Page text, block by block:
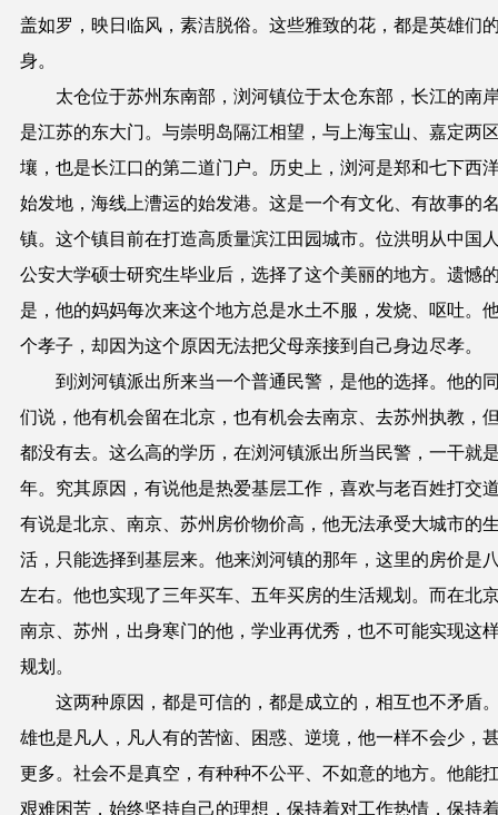
盖如罗，映日临风，素洁脱俗。这些雅致的花，都是英雄们
身。
太仓位于苏州东南部，浏河镇位于太仓东部，长江的南
是江苏的东大门。与崇明岛隔江相望，与上海宝山、嘉定两
壤，也是长江口的第二道门户。历史上，浏河是郑和七下西
始发地，海线上漕运的始发港。这是一个有文化、有故事的
镇。这个镇目前在打造高质量滨江田园城市。位洪明从中国
公安大学硕士研究生毕业后，选择了这个美丽的地方。遗憾
是，他的妈妈每次来这个地方总是水土不服，发烧、呕吐。
个孝子，却因为这个原因无法把父母亲接到自己身边尽孝。
到浏河镇派出所来当一个普通民警，是他的选择。他的
们说，他有机会留在北京，也有机会去南京、去苏州执教，
都没有去。这么高的学历，在浏河镇派出所当民警，一干就
年。究其原因，有说他是热爱基层工作，喜欢与老百姓打交
有说是北京、南京、苏州房价物价高，他无法承受大城市的
活，只能选择到基层来。他来浏河镇的那年，这里的房价是
左右。他也实现了三年买车、五年买房的生活规划。而在北
南京、苏州，出身寒门的他，学业再优秀，也不可能实现这
规划。
这两种原因，都是可信的，都是成立的，相互也不矛盾
雄也是凡人，凡人有的苦恼、困惑、逆境，他一样不会少，
更多。社会不是真空，有种种不公平、不如意的地方。他能
艰难困苦，始终坚持自己的理想，保持着对工作热情，保持